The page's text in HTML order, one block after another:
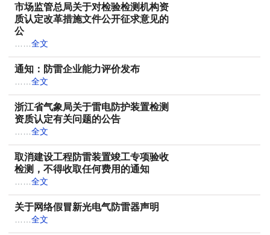
市场监管总局关于对检验检测机构资
质认定改革措施文件公开征求意见的
公
……全文
通知：防雷企业能力评价发布
……全文
浙江省气象局关于雷电防护装置检测
资质认定有关问题的公告
……全文
取消建设工程防雷装置竣工专项验收
检测，不得收取任何费用的通知
……全文
关于网络假冒新光电气防雷器声明
……全文